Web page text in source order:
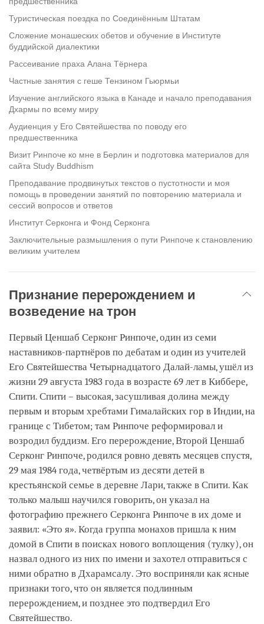
Туристическая поездка по Соединённым Штатам
Сложение монашеских обетов и обучение в Институте
буддийской диалектики
Рассеивание праха Алана Тёрнера
Частные занятия с геше Тензином Гьюрмьи
Изучение английского языка в Канаде и начало преподавания
Дхармы по всему миру
Аудиенция у Его Святейшества по поводу его
предшественника
Визит Ринпоче ко мне в Берлин и подготовка материалов для
сайта Study Buddhism
Преподавание продвинутых текстов о пустотности и моя
помощь в проведении занятий по повторению материала и
сессий вопросов и ответов
Институт Серконга и Фонд Серконга
Заключительные размышления о пути Ринпоче к становлению
великим учителем
Признание перерождением и
возведение на трон
Первый Ценшаб Серконг Ринпоче, один из семи
наставников-партнёров по дебатам и один из учителей
Его Святейшества Четырнадцатого Далай-ламы, ушёл из
жизни 29 августа 1983 года в возрасте 69 лет в Киббере,
Спити. Спити – высокая, засушливая долина между
первым и вторым хребтами Гималайских гор в Индии, на
границе с Тибетом; там Ринпоче реформировал и
возродил буддизм. Его перерождение, Второй Ценшаб
Серконг Ринпоче, родился ровно девять месяцев спустя,
29 мая 1984 года, четвёртым из десяти детей в
крестьянской семье в деревне Лари, также в Спити. Как
только малыш научился говорить, он указал на
фотографию прежнего Серконга Ринпоче в их доме и
заявил: «Это я». Когда группа монахов пришла к ним
домой в Спити в поисках нового воплощения (тулку), он
назвал одного из них по имени и захотел отправиться с
ними обратно в Дхарамсалу. Это восприняли как ясные
признаки того, что он является подлинным
перерождением, и позднее это подтвердил Его
Святейшество.